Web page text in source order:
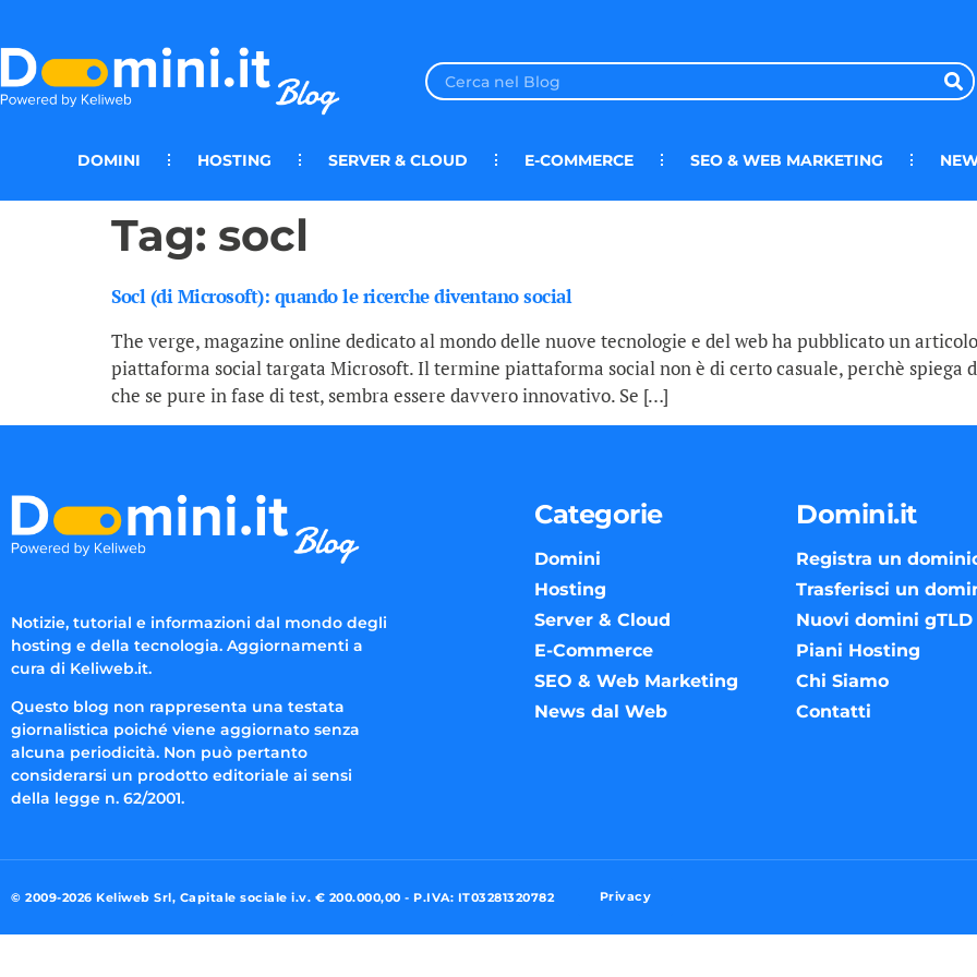
DOMINI HOSTING SERVER & CLOUD E-COMMERCE SEO & WEB MARKETING
Tag: socl
Socl (di Microsoft): quando le ricerche diventano social
The verge, magazine online dedicato al mondo delle nuove tecnologie e del web ha pubblicato un
piattaforma social targata Microsoft. Il termine piattaforma social non è di certo casuale, perchè
che se pure in fase di test, sembra essere davvero innovativo. Se […]
Notizie, tutorial e informazioni dal mondo degli
hosting e della tecnologia. Aggiornamenti a
cura di Keliweb.it.
Questo blog non rappresenta una testata
giornalistica poiché viene aggiornato senza
alcuna periodicità. Non può pertanto
considerarsi un prodotto editoriale ai sensi
della legge n. 62/2001.
Categorie
Domini
Hosting
Server & Cloud
E-Commerce
SEO & Web Marketing
News dal Web
Domini.it
Registra un
Trasferisci un
Nuovi domini gTLD
Piani Hosting
Chi Siamo
Contatti
© 2009-2026 Keliweb Srl, Capitale sociale i.v. € 200.000,00 - P.IVA: IT03281320782 Privacy